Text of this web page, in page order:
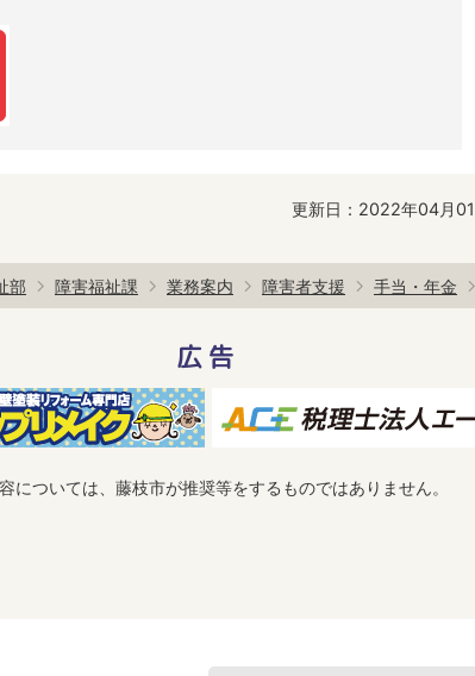
更新日：2022年04月
部 障害福祉課 業務案内 障害者支援 手当・年金
広告
ついては、藤枝市が推奨等をするものではありません。